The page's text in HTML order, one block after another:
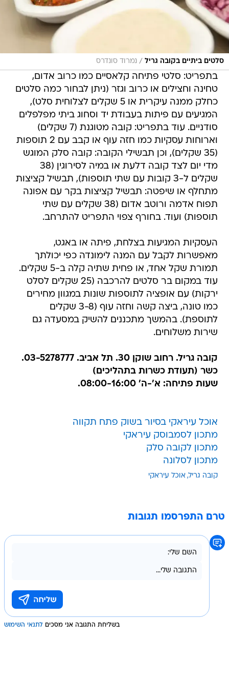
סלטים ביתיים בקובה גריל / נמרוד סונדרס
בתפריט: סלטי פתיחה קלאסיים כמו כרוב אדום,
טחינה וחצילים או כרוב וגזר (ניתן לבחור כמה סלטים
כחלק ממנה עיקרית או 5 שקלים לצלוחית סלט),
המגיעים עם פיתות בעבודת יד וסחוג ביתי מפלפלים
סודניים. עוד בתפריט: קובה מטוגנת (7 שקלים)
וארוחות עסקיות כמו חזה עוף או קבב עם 2 תוספות
(35 שקלים), וכן תבשילי הקובה: קובה סלק המוגש
מדי יום לצד קובה דלעת או במיה לסירוגין (38
שקלים ל-3 קובות עם שתי תוספות), תבשיל קציצות
מתחלף או שיפטה: תבשיל קציצות בקר עם אפונה
תפוח אדמה ורוטב אדום (38 שקלים עם שתי
תוספות) ועוד. בחורף צפוי התפריט להתרחב.
העסקיות המגיעות בצלחת, פיתה או באגט,
מאפשרות לקבל עם המנה לימונדה כפי יכולתך
תמורת שקל אחד, או פחית שתיה קלה ב-5 שקלים.
עוד במקום בר סלטים להרכבה (25 שקלים לסלט
ירקות) עם אופציה לתוספות שונות במגוון מחירים
כמו טונה, ביצה קשה וחזה עוף (3-8 שקלים
לתוספת). בהמשך מתכננים להשיק במסעדה גם
שירות משלוחים.
קובה גריל. רחוב שוקן 30. תל אביב. 03-5278777.
כשר (תעודת כשרות בתהליכים)
שעות פתיחה: א'-ה' 08:00-16:00.
אוכל עיראקי בסיור בשוק פתח תקווה
מתכון לסמבוסק עיראקי
מתכון לקובה סלק
מתכון לסלונה
קובה גריל אוכל עיראקי
טרם התפרסמו תגובות
בשליחת התגובה אני מסכים לתנאי השימוש